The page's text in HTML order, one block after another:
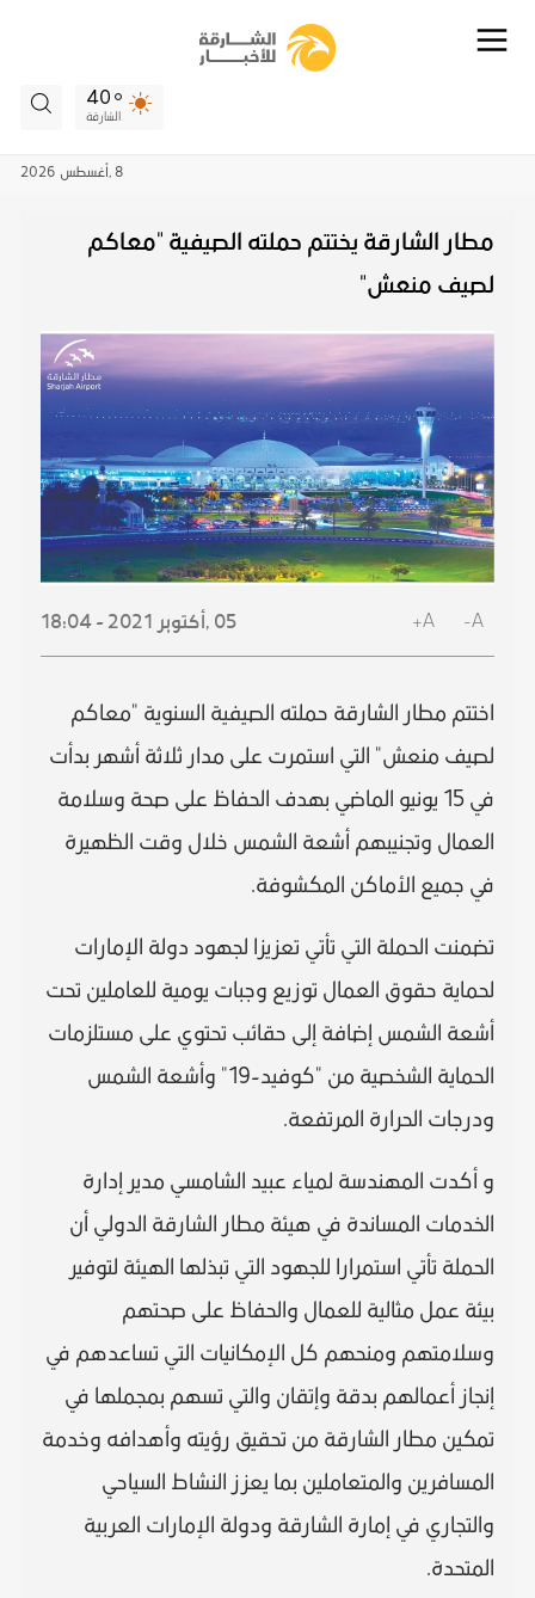
40
الشارقة
8 , أغسطس 2026
مطار الشارقة يختتم حملته الصيفية "معاكم
لصيف منعش"
A-
A+
05 , أكتوبر 2021 - 18:04
اختتم مطار الشارقة حملته الصيفية السنوية "معاكم
لصيف منعش" التي استمرت على مدار ثلاثة أشهر بدأت
في 15 يونيو الماضي بهدف الحفاظ على صحة وسلامة
العمال وتجنيبهم أشعة الشمس خلال وقت الظهيرة
في جميع الأماكن المكشوفة.
تضمنت الحملة التي تأتي تعزيزا لجهود دولة الإمارات
لحماية حقوق العمال توزيع وجبات يومية للعاملين تحت
أشعة الشمس إضافة إلى حقائب تحتوي على مستلزمات
الحماية الشخصية من "كوفيد-19" وأشعة الشمس
ودرجات الحرارة المرتفعة.
و أكدت المهندسة لمياء عبيد الشامسي مدير إدارة
الخدمات المساندة في هيئة مطار الشارقة الدولي أن
الحملة تأتي استمرارا للجهود التي تبذلها الهيئة لتوفير
بيئة عمل مثالية للعمال والحفاظ على صحتهم
وسلامتهم ومنحهم كل الإمكانيات التي تساعدهم في
إنجاز أعمالهم بدقة وإتقان والتي تسهم بمجملها في
تمكين مطار الشارقة من تحقيق رؤيته وأهدافه وخدمة
المسافرين والمتعاملين بما يعزز النشاط السياحي
والتجاري في إمارة الشارقة ودولة الإمارات العربية
المتحدة.